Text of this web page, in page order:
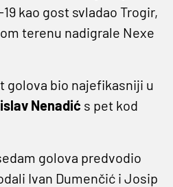
kao gost svladao Trogir,
terenu nadigrale Nexe
golova bio najefikasniji u
Nenadić s pet kod
golova predvodio
Ivan Dumenčić i Josip